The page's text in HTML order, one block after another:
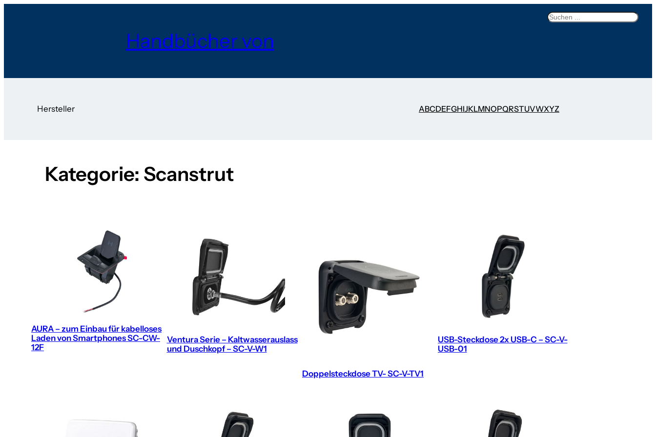
Search
Handbücher von
Hersteller ABCDEFGHIJKLMNOPQRSTUVWXYZ
Kategorie: Scanstrut
AURA – zum Einbau für kabelloses
Laden von Smartphones SC-CW-
12F
Ventura Serie – Kaltwasserauslass
und Duschkopf – SC-V-W1
Doppelsteckdose TV- SC-V-TV1
USB-Steckdose 2x USB-C – SC-V-
USB-01